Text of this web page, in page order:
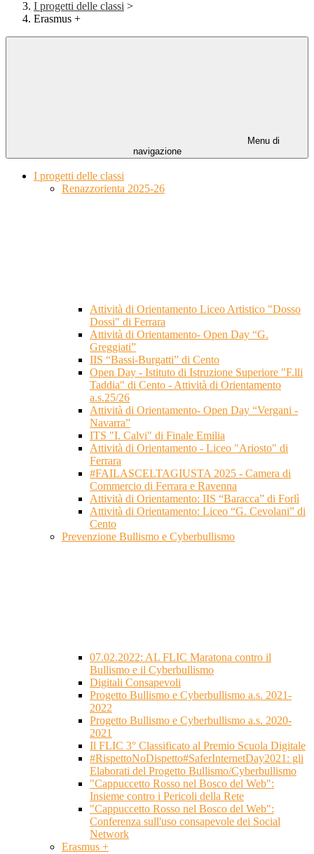
I progetti delle classi >
Erasmus +
Menu di
navigazione
I progetti delle classi
Renazzorienta 2025-26
Attività di Orientamento Liceo Artistico "Dosso
Dossi" di Ferrara
Attività di Orientamento- Open Day “G.
Greggiati”
IIS “Bassi-Burgatti” di Cento
Open Day - Istituto di Istruzione Superiore "F.lli
Taddia" di Cento - Attività di Orientamento
a.s.25/26
Attività di Orientamento- Open Day “Vergani -
Navarra”
ITS "I. Calvi" di Finale Emilia
Attività di Orientamento - Liceo "Ariosto" di
Ferrara
#FAILASCELTAGIUSTA 2025 - Camera di
Commercio di Ferrara e Ravenna
Attività di Orientamento: IIS “Baracca” di Forlì
Attività di Orientamento: Liceo “G. Cevolani” di
Cento
Prevenzione Bullismo e Cyberbullismo
07.02.2022: AL FLIC Maratona contro il
Bullismo e il Cyberbullismo
Digitali Consapevoli
Progetto Bullismo e Cyberbullismo a.s. 2021-
2022
Progetto Bullismo e Cyberbullismo a.s. 2020-
2021
Il FLIC 3° Classificato al Premio Scuola Digitale
#RispettoNoDispetto#SaferInternetDay2021: gli
Elaborati del Progetto Bullismo/Cyberbullismo
"Cappuccetto Rosso nel Bosco del Web":
Insieme contro i Pericoli della Rete
"Cappuccetto Rosso nel Bosco del Web":
Conferenza sull'uso consapevole dei Social
Network
Erasmus +